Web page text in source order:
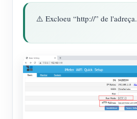
⚠️ Excloeu “http://” de l'adreça.